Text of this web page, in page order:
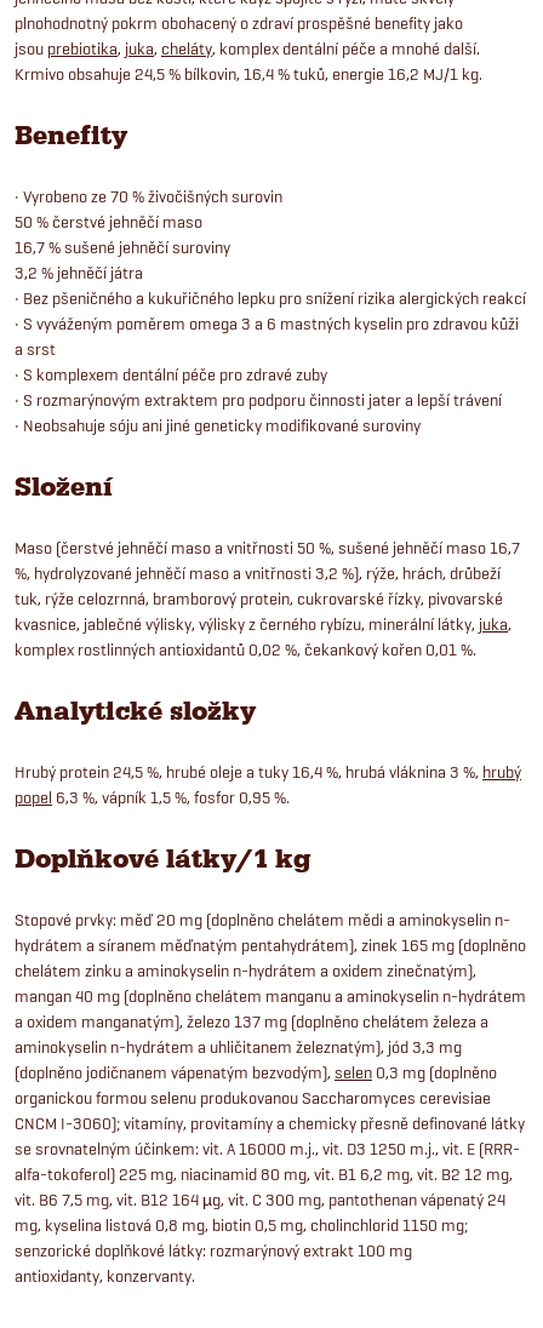
plnohodnotný pokrm obohacený o zdraví prospěšné benefity jako
jsou prebiotika, juka, cheláty, komplex dentální péče a mnohé další.
Krmivo obsahuje 24,5 % bílkovin, 16,4 % tuků, energie 16,2 MJ/1 kg.
Benefity
• Vyrobeno ze 70 % živočišných surovin
50 % čerstvé jehněčí maso
16,7 % sušené jehněčí suroviny
3,2 % jehněčí játra
• Bez pšeničného a kukuřičného lepku pro snížení rizika alergických reakcí
• S vyváženým poměrem omega 3 a 6 mastných kyselin pro zdravou kůži
a srst
• S komplexem dentální péče pro zdravé zuby
• S rozmarýnovým extraktem pro podporu činnosti jater a lepší trávení
• Neobsahuje sóju ani jiné geneticky modifikované suroviny
Složení
Maso (čerstvé jehněčí maso a vnitřnosti 50 %, sušené jehněčí maso 16,7
%, hydrolyzované jehněčí maso a vnitřnosti 3,2 %), rýže, hrách, drůbeží
tuk, rýže celozrnná, bramborový protein, cukrovarské řízky, pivovarské
kvasnice, jablečné výlisky, výlisky z černého rybízu, minerální látky, juka,
komplex rostlinných antioxidantů 0,02 %, čekankový kořen 0,01 %.
Analytické složky
Hrubý protein 24,5 %, hrubé oleje a tuky 16,4 %, hrubá vláknina 3 %, hrubý
popel 6,3 %, vápník 1,5 %, fosfor 0,95 %.
Doplňkové látky/1 kg
Stopové prvky: měď 20 mg (doplněno chelátem mědi a aminokyselin n-
hydrátem a síranem měďnatým pentahydrátem), zinek 165 mg (doplněno
chelátem zinku a aminokyselin n-hydrátem a oxidem zinečnatým),
mangan 40 mg (doplněno chelátem manganu a aminokyselin n-hydrátem
a oxidem manganatým), železo 137 mg (doplněno chelátem železa a
aminokyselin n-hydrátem a uhličitanem železnatým), jód 3,3 mg
(doplněno jodičnanem vápenatým bezvodým), selen 0,3 mg (doplněno
organickou formou selenu produkovanou Saccharomyces cerevisiae
CNCM I-3060); vitamíny, provitamíny a chemicky přesně definované látky
se srovnatelným účinkem: vit. A 16000 m.j., vit. D3 1250 m.j., vit. E (RRR-
alfa-tokoferol) 225 mg, niacinamid 80 mg, vit. B1 6,2 mg, vit. B2 12 mg,
vit. B6 7,5 mg, vit. B12 164 µg, vit. C 300 mg, pantothenan vápenatý 24
mg, kyselina listová 0,8 mg, biotin 0,5 mg, cholinchlorid 1150 mg;
senzorické doplňkové látky: rozmarýnový extrakt 100 mg
antioxidanty, konzervanty.